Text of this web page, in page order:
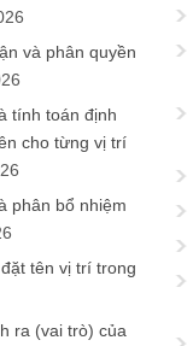
và phân quyền
tính toán định
cho từng vị trí
phân bổ nhiệm
tên vị trí trong
ra (vai trò) của